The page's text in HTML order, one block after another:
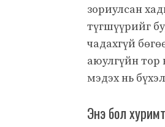
зориулсан
түгшүүрийг
чадахгүй
аюулгүйн тор
мэдэх нь
Энэ бол